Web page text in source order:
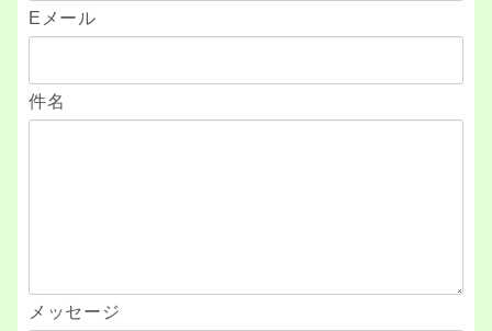
Eメール
件名
メッセージ